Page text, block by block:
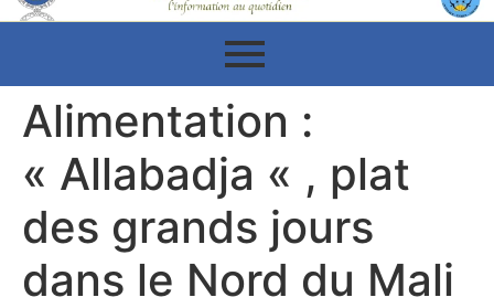
Alimentation :
« Allabadja « , plat
des grands jours
dans le Nord du Mali